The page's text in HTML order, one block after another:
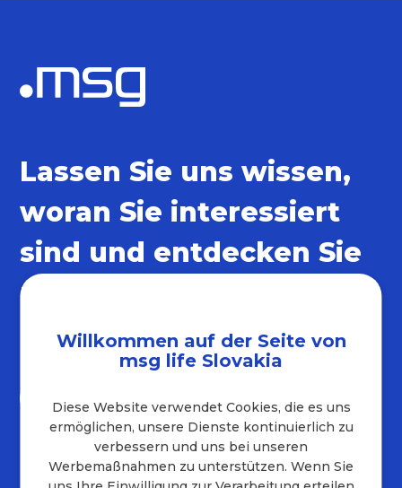
Kontakt
Lassen Sie uns wissen,
woran Sie interessiert
sind und entdecken Sie
unsere sozialen
Netzwerke
Willkommen auf der Seite von
msg life Slovakia
Diese Website verwendet Cookies, die es uns
ermöglichen, unsere Dienste kontinuierlich zu
verbessern und uns bei unseren
Werbemaßnahmen zu unterstützen. Wenn Sie